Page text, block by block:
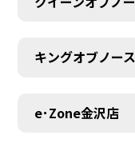
キングオブノー
e･Zone金沢店